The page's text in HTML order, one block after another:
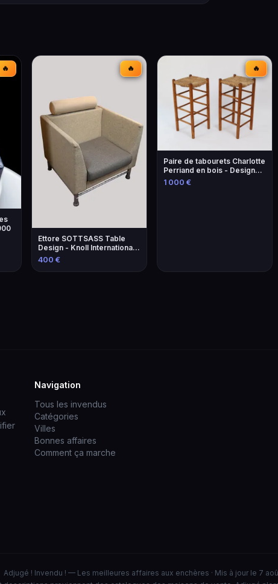
🔥 🔥
Ettore SOTTSASS Table
Design - Knoll International
Éditeur
400 €
🔥
Paire de tabourets Charlotte
Perriand en bois - Design
iconique
1 000 €
Navigation
Tous les invendus
Catégories
Villes
Bonnes affaires
Comment ça marche
Adjugé ! Invendu ! — Les meilleures affaires aux enchères · Mis à jour le 7